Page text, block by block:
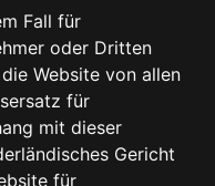
Fall für
oder Dritten
Website von allen
für
mit dieser
Gericht
für